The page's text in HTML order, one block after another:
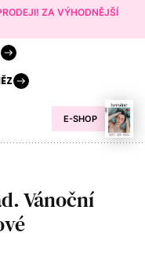
ZA VÝHODNĚJŠÍ
E-SHOP
Vánoční